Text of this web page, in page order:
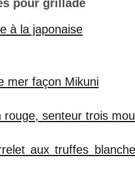
pour grillade
à la japonaise
mer façon Mikuni
rouge, senteur trois
aux truffes